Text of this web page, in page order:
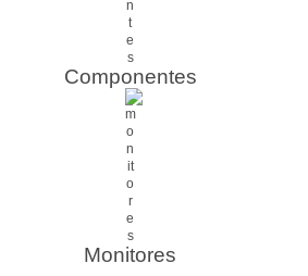
Componentes
Monitores